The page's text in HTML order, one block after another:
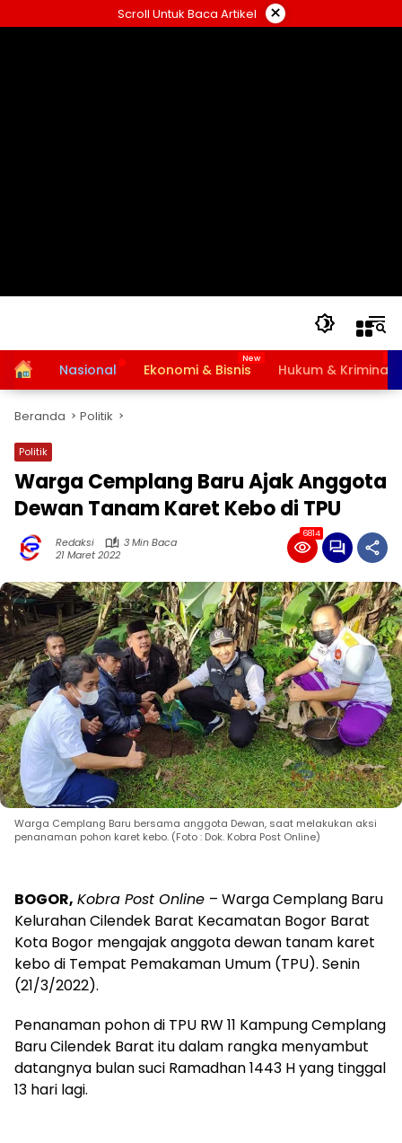
ke
Scroll Untuk Baca Artikel ×
HomeNasional Ekonomi & Bisnis Hukum & Kriminal
Beranda Politik
Politik
Warga Cemplang Baru Ajak Anggota
Dewan Tanam Karet Kebo di TPU
Redaksi
3 Min Baca
21 Maret 2022
6814
Warga Cemplang Baru bersama anggota Dewan, saat melakukan aksi
penanaman pohon karet kebo. (Foto : Dok. Kobra Post Online)
BOGOR, Kobra Post Online – Warga Cemplang Baru
Kelurahan Cilendek Barat Kecamatan Bogor Barat
Kota Bogor mengajak anggota dewan tanam karet
kebo di Tempat Pemakaman Umum (TPU). Senin
(21/3/2022).
Penanaman pohon di TPU RW 11 Kampung Cemplang
Baru Cilendek Barat itu dalam rangka menyambut
datangnya bulan suci Ramadhan 1443 H yang tinggal
13 hari lagi.